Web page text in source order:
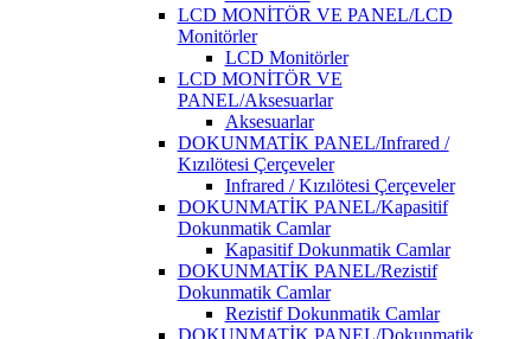
LCD MONİTÖR VE PANEL/LCD
Monitörler
LCD Monitörler
LCD MONİTÖR VE
PANEL/Aksesuarlar
Aksesuarlar
DOKUNMATİK PANEL/Infrared /
Kızılötesi Çerçeveler
Infrared / Kızılötesi Çerçeveler
DOKUNMATİK PANEL/Kapasitif
Dokunmatik Camlar
Kapasitif Dokunmatik Camlar
DOKUNMATİK PANEL/Rezistif
Dokunmatik Camlar
Rezistif Dokunmatik Camlar
DOKUNMATİK PANEL/Dokunmatik